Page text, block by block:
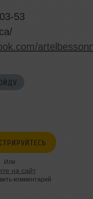
53
Или
на сайт
комментарий